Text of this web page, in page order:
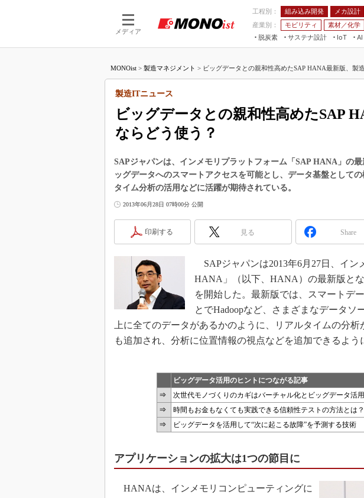
メディア
工程別： 組み込み開発 メカ設計
産業別：
モビリティ 素材／化学
脱炭素
サステナ設計
IoT
つながる工場
AI
AI×設備保全 JIMTOF
IIFES
TECHNO-
EdgeTech+
AUTOMOTIVE
産業オープン
つ
組
組み
3D
S＆
イ
イ
植
知
海
制
MONOist > 製造マネジメント > ビッグデータとの親和性高めたSAP HANA最新版、製造
ビッグデータとの親和性高めたSAP
ならどう使う？
製造ITニュース
SAPジャパンは、インメモリプラットフォーム「SAP HANA」の
ッグデータへのスマートアクセスを可能とし、データ基盤として
タイム分析の活用などに活躍が期待されている。
2013年06月28日 07時00分 公開
印刷する 見る Share
SAPジャパンは2013年6月27日、イン
HANA」（以下、HANA）の最新版と
を開始した。最新版では、スマートデ
とでHadoopなど、さまざまなデータソ
上に全てのデータがあるかのように、リアルタイムの分
も追加され、分析に位置情報の視点などを追加できるよう
ビッグデータ活用のヒントにつながる記事
⇒
次世代モノづくりのカギはバーチャル化とビッグデータ活
⇒
時間もお金もなくても実践できる信頼性テストの方法とは？
⇒
ビッグデータを活用して“次に起こる故障”を予測する技術
アプリケーションの拡大は1つの節目に
HANAは、インメモリコンピューティングに